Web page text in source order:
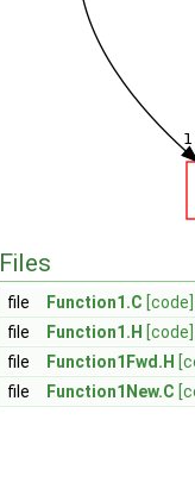
Files
file Function1.C [code]
file
Function1.H [code]
file
Function1Fwd.H
file
Function1New.C